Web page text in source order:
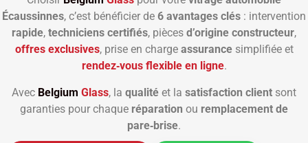
Écaussinnes, c’est bénéficier de 6 avantages clés : intervention
rapide, techniciens certifiés, pièces d’origine constructeur,
offres exclusives, prise en charge assurancesimplifiée et
rendez‑vous flexible en ligne.
Avec Belgium Glass, la qualité et la satisfaction client sont
garanties pour chaque réparation ou remplacement de
pare‑brise.